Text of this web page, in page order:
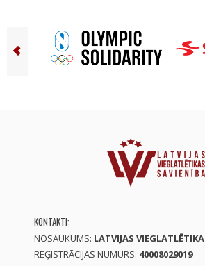
KONTAKTI:
NOSAUKUMS: LATVIJAS
REĢISTRĀCIJAS NUMURS: 40008029019